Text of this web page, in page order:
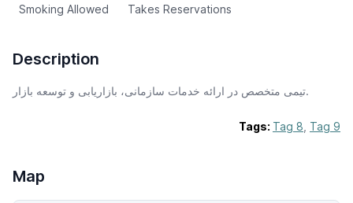
Smoking Allowed
Takes Reservations
Description
تیمی متخصص در ارائه خدمات سازمانی، بازاریابی و توسعه بازار.
Tags: Tag 8 Tag 9
Map